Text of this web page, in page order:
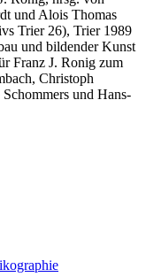
und Alois Thomas
Trier 26), Trier 1989
und bildender Kunst
Franz J. Ronig zum
Christoph
und Hans-